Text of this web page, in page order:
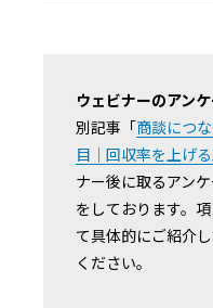
ウェビナーのアン
別記事「商談につ
目｜回収率を上げ
ナー後に取るアン
をしております。
て具体的にご紹介
ください。